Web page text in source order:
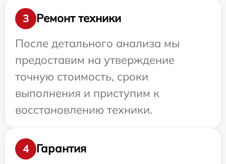
3
Ремонт техники
После детального анализа мы
предоставим на утверждение
точную стоимость, сроки
выполнения и приступим к
восстановлению техники.
4
Гарантия